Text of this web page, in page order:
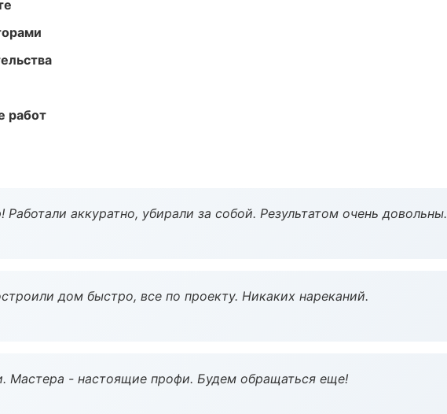
работ
аккуратно, убирали за собой. Результатом очень довольны.
дом быстро, все по проекту. Никаких нареканий.
Мастера - настоящие профи. Будем обращаться еще!